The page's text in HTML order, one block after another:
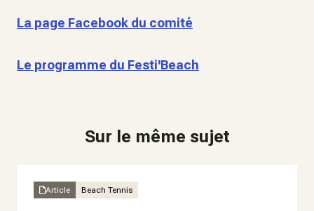
La page Facebook du comité
Le programme du Festi'Beach
Sur le même sujet
Article Beach Tennis